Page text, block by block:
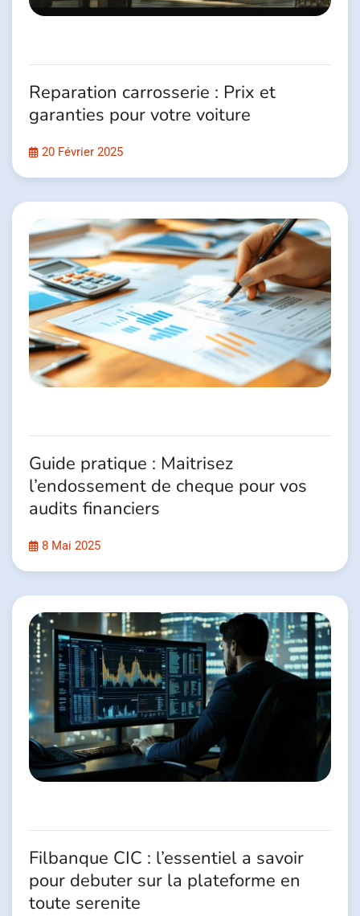
Reparation carrosserie : Prix et
garanties pour votre voiture
20 Février 2025
Guide pratique : Maitrisez
l’endossement de cheque pour vos
audits financiers
8 Mai 2025
Filbanque CIC : l’essentiel a savoir
pour debuter sur la plateforme en
toute serenite